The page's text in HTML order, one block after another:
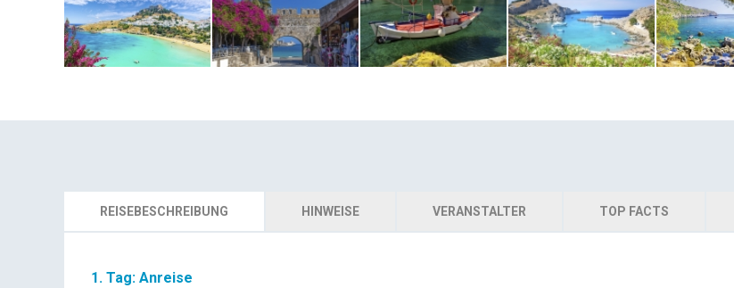
REISEBESCHREIBUNG HINWEISE VERANSTALTER TOP FACTS
1. Tag: Anreise